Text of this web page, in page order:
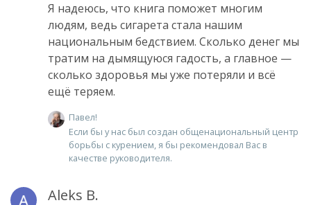
Я надеюсь, что книга поможет многим
людям, ведь сигарета стала нашим
национальным бедствием. Сколько денег мы
тратим на дымящуюся гадость, а главное —
сколько здоровья мы уже потеряли и всё
ещё теряем.
Павел!
Если бы у нас был создан общенациональный центр
борьбы с курением, я бы рекомендовал Вас в
качестве руководителя.
Aleks B.